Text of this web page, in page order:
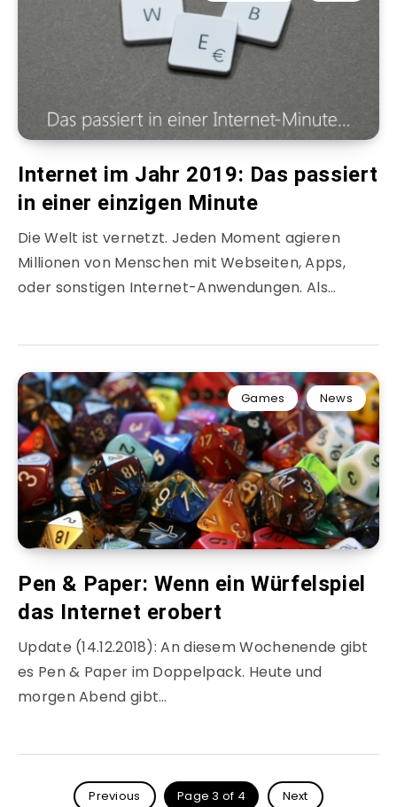
Internet im Jahr 2019: Das passiert
in einer einzigen Minute
Die Welt ist vernetzt. Jeden Moment agieren
Millionen von Menschen mit Webseiten, Apps,
oder sonstigen Internet-Anwendungen. Als…
Games News
Pen & Paper: Wenn ein Würfelspiel
das Internet erobert
Update (14.12.2018): An diesem Wochenende gibt
es Pen & Paper im Doppelpack. Heute und
morgen Abend gibt…
Previous Page 3 of 4 Next